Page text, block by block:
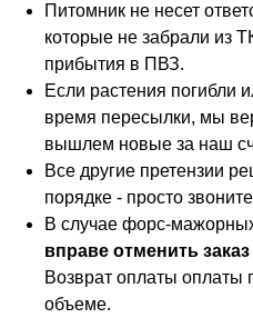
Питомник не несет
которые не забрали из
прибытия в ПВЗ.
Если растения погибли
время пересылки, мы
вышлем новые за наш
Все другие претензии
порядке - просто
В случае форс-
вправе отменить заказ
Возврат оплаты оплаты
объеме.